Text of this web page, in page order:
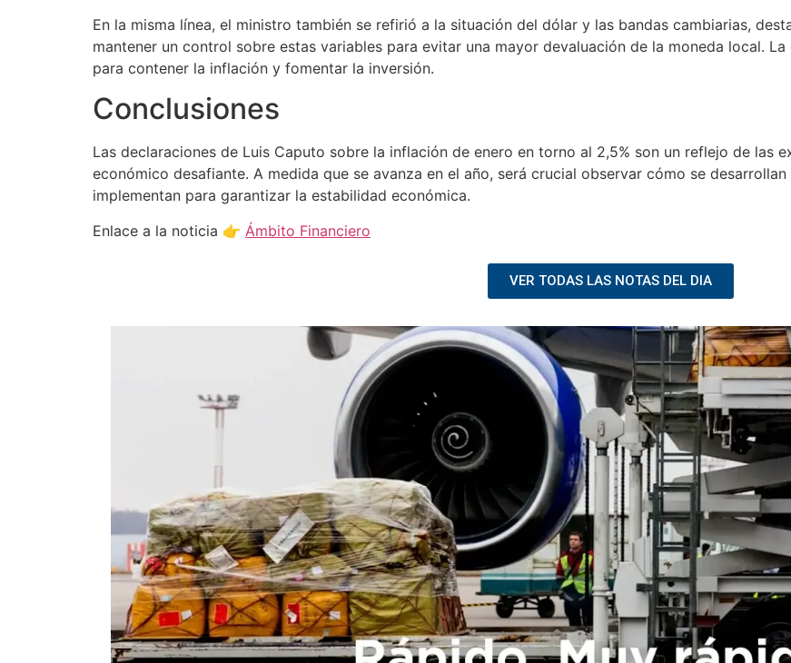
En la misma línea, el ministro también se refirió a la situación del dólar y las bandas cambiarias,
mantener un control sobre estas variables para evitar una mayor devaluación de la moneda local.
para contener la inflación y fomentar la inversión.
Conclusiones
Las declaraciones de Luis Caputo sobre la inflación de enero en torno al 2,5% son un reflejo de las
económico desafiante. A medida que se avanza en el año, será crucial observar cómo se
implementan para garantizar la estabilidad económica.
Enlace a la noticia 👉 Ámbito Financiero
VER TODAS LAS NOTAS DEL DIA